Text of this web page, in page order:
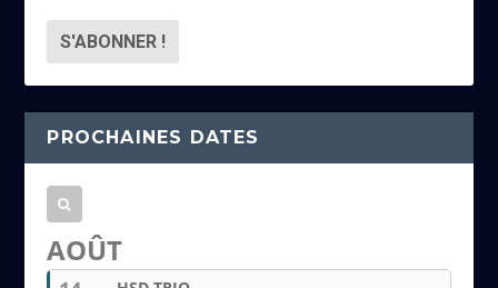
r
s
s
e
m
i
PROCHAINES DATES
AOÛT